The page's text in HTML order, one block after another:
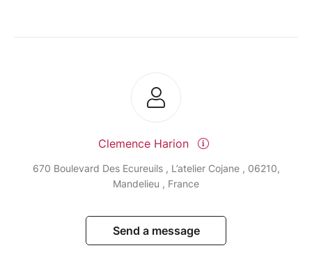
Clemence Harion
670 Boulevard Des Ecureuils , L’atelier Cojane , 06210,
Mandelieu , France
Send a message